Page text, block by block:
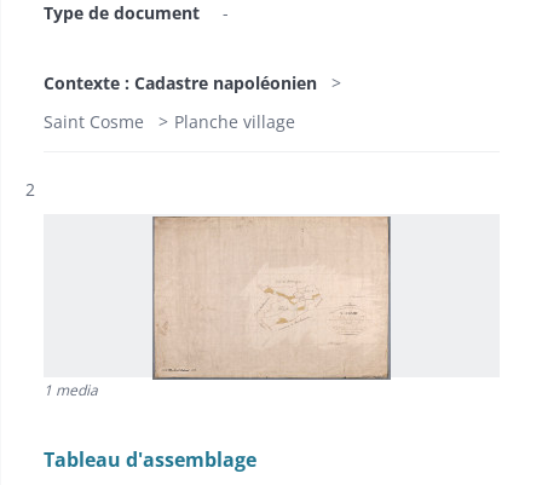
Type de document
-
Contexte : Cadastre napoléonien
Saint Cosme
Planche village
Résultat n°
2
1 media
Tableau d'assemblage